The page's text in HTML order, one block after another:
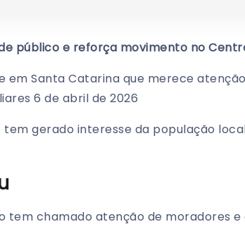
público e reforça movimento no
em Santa Catarina que merece
6 de abril de 2026
gerado interesse da população
tem chamado atenção de moradores